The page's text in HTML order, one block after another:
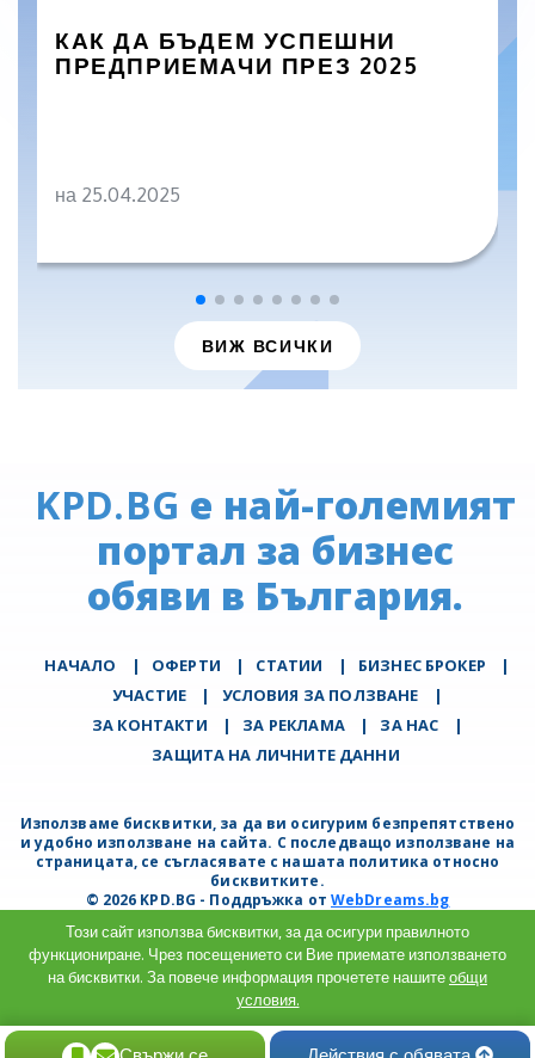
КАК ДА БЪДЕМ УСПЕШНИ
ПРЕДПРИЕМАЧИ ПРЕЗ 2025
на 25.04.2025
ВИЖ ВСИЧКИ
KPD.BG е най-големият
портал за бизнес
обяви в България.
НАЧАЛО | ОФЕРТИ | СТАТИИ | БИЗНЕС БРОКЕР
|
УЧАСТИЕ
| УСЛОВИЯ ЗА ПОЛЗВАНЕ
|
ЗА КОНТАКТИ
| ЗА РЕКЛАМА | ЗА НАС
|
ЗАЩИТА НА ЛИЧНИТЕ ДАННИ
Използваме бисквитки, за да ви осигурим безпрепятствено
и удобно използване на сайта. С последващо използване на
страницата, се съгласявате с нашата политика относно
бисквитките.
© 2026 KPD.BG - Поддръжка отWebDreams.bg
Този сайт използва бисквитки, за да осигури правилното
функциониране. Чрез посещението си Вие приемате използването
на бисквитки. За повече информация прочетете нашитеобщи
условия.
Разбрах